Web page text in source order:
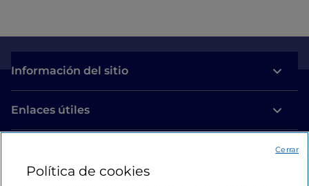
Información del sitio
Enlaces útiles
Estamos en contacto
Política de cookies
Cerrar